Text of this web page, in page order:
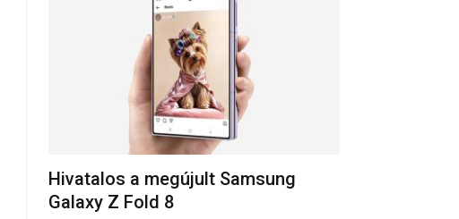
Hivatalos a megújult Samsung
Galaxy Z Fold 8